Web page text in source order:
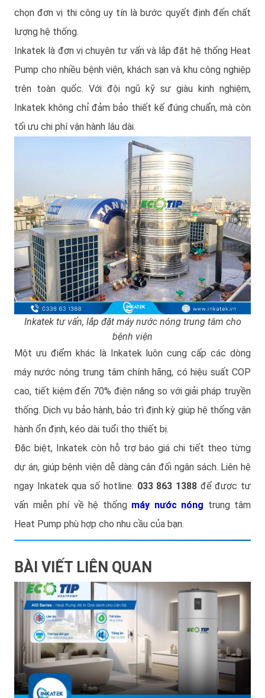
chọn đơn vị thi công uy tín là bước quyết định đến chất
lượng hệ thống.
Inkatek là đơn vị chuyên tư vấn và lắp đặt hệ thống Heat
Pump cho nhiều bệnh viện, khách sạn và khu công nghiệp
trên toàn quốc. Với đội ngũ kỹ sư giàu kinh nghiệm,
Inkatek không chỉ đảm bảo thiết kế đúng chuẩn, mà còn
tối ưu chi phí vận hành lâu dài.
Inkatek tư vấn, lắp đặt máy nước nóng trung tâm cho
bệnh viện
Một ưu điểm khác là Inkatek luôn cung cấp các dòng
máy nước nóng trung tâm chính hãng, có hiệu suất COP
cao, tiết kiệm đến 70% điện năng so với giải pháp truyền
thống. Dịch vụ bảo hành, bảo trì định kỳ giúp hệ thống vận
hành ổn định, kéo dài tuổi thọ thiết bị.
Đặc biệt, Inkatek còn hỗ trợ báo giá chi tiết theo từng
dự án, giúp bệnh viện dễ dàng cân đối ngân sách. Liên hệ
ngay Inkatek qua số hotline: 033 863 1388để được tư
vấn miễn phí về hệ thống máy nước nóng trung tâm
Heat Pump phù hợp cho nhu cầu của bạn.
BÀI VIẾT LIÊN QUAN